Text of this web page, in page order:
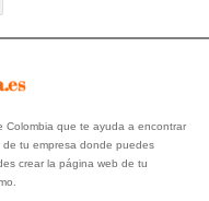
Colombia que te ayuda a encontrar
tu empresa donde puedes
crear la página web de tu